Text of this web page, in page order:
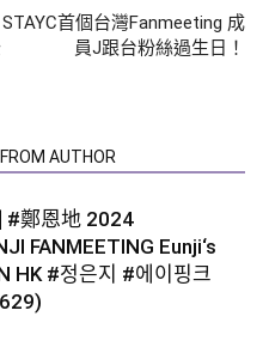
STAYC首個台灣Fanmeeting 成
員J跟台粉絲過生日！
AUTHOR
#鄭恩地 2024
FANMEETING Eunji‘s
HK #정은지 #에이핑크